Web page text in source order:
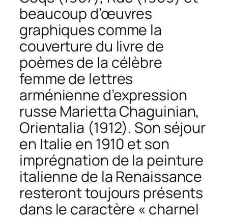
beaucoup d’œuvres
graphiques comme la
couverture du livre de
poèmes de la célèbre
femme de lettres
arménienne d’expression
russe Marietta Chaguinian,
Orientalia (1912). Son séjour
en Italie en 1910 et son
imprégnation de la peinture
italienne de la Renaissance
resteront toujours présents
dans le caractère « charnel